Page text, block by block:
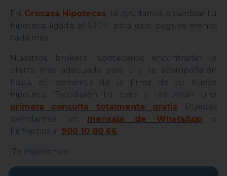
En Grocasa Hipotecas, te ayudamos a cambiar tu
hipoteca ligada al IRPH para que pagues menos
cada mes.
Nuestros brokers hipotecarios encontrarán la
oferta más adecuada para ti y te acompañarán
hasta el momento de la firma de tu nueva
hipoteca. Estudiarán tu caso y realizarán una
primera consulta totalmente gratis. Puedes
mandarnos un mensaje de WhatsApp o
llamarnos al 900 10 80 66
¡Te esperamos!